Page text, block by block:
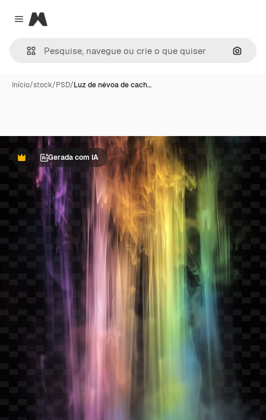
Close menu
Magnific
Início/stock/PSD/Luz de névoa de cach…
PremiumGerada com IA